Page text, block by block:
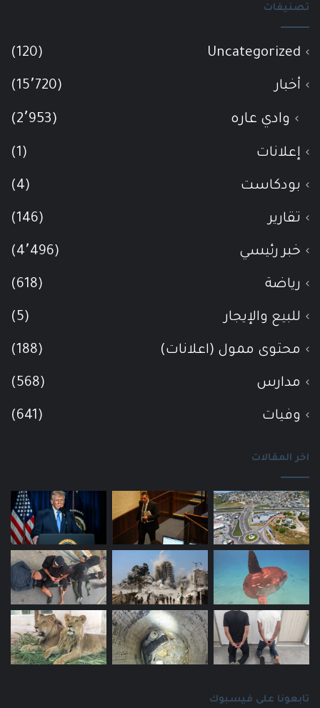
تصنيفات
Uncategorized
(120)
أخبار (15٬720)
وادي عاره (2٬953)
إعلانات (1)
بودكاست (4)
تقارير (146)
خبر رئيسي (4٬496)
رياضة (618)
للبيع والإيجار (5)
محتوى ممول (اعلانات) (188)
مدارس (568)
وفيات (641)
اخر المقالات
تابعونا على فيسبوك